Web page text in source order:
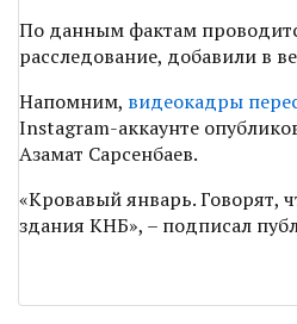
По данным фактам
расследование, добавили в
Напомним, видеокадры
Instagram-аккаунте
Азамат Сарсенбаев.
«Кровавый январь. Говорят,
здания КНБ», – подписал